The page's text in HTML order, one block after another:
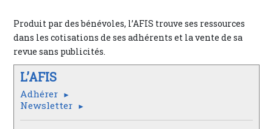
Produit par des bénévoles, l’AFIS trouve ses ressources
dans les cotisations de ses adhérents et la vente de sa
revue sans publicités.
L’AFIS
Adhérer
Newsletter